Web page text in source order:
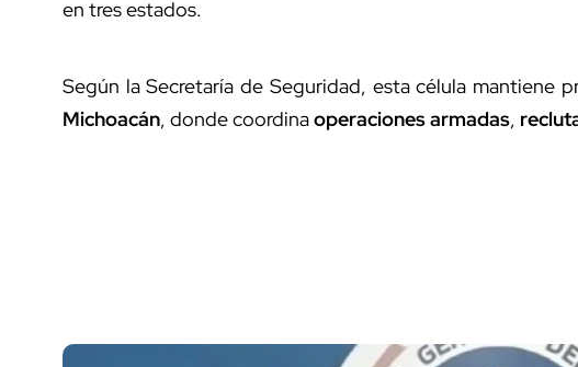
en tres estados.
Según la Secretaría de Seguridad, esta célula mantiene
Michoacán, donde coordinaoperaciones armadas,